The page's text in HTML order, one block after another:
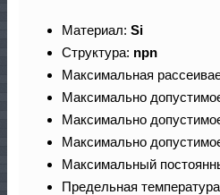
Материал: Si
Структура: npn
Максимальная
Макcимально
Макcимально
Макcимально
Макcимальный
Предельная